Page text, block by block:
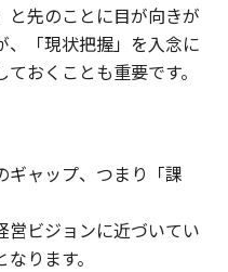
と先のことに目が向きが
、「現状把握」を入念に
おくことも重要です。
ギャップ、つまり「課
営ビジョンに近づいてい
ります。